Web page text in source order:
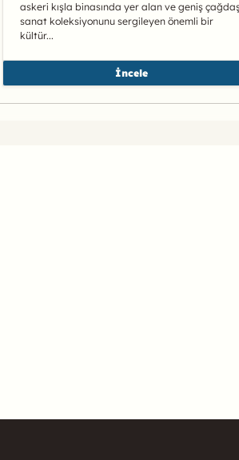
askeri kışla binasında yer alan ve geniş
sanat koleksiyonunu sergileyen önemli bir
kültür...
İncele